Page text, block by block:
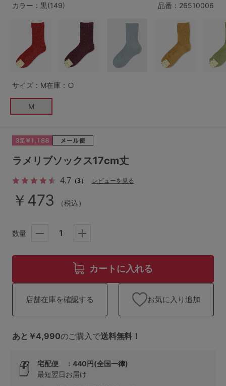
F65 F70
G75
H70
SS
L LL
S-AB S-CD
M-AB M-CD M-EF
L-AB L-CD L-EF
LL-EF
サイズの表示を閉じる
1,000～1,999円
2,000～2,999円 3,000～3,999円
4,000円～
セールアイテムから探す
セールアイテム
その他から探す
お気に入り
高評価レビューアイテム
WEB限定アイテム
検索を閉じる
品番： 26510006
ラメリブソックス17cm丈
4.7（3） レビューを見る
￥473 （税込）
カラー：黒(149)
サイズ：M在庫：○
M
数量
カートに入れる
店舗在庫を確認する お気に入り追加
あと￥4,990のご購入で送料無料！
宅配便 ：440円(全国一律)
最短翌日お届け